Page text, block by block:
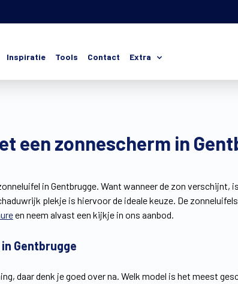
Inspiratie Tools Contact Extra
een zonnescherm in
in Gentbrugge. Want wanneer de zon verschijnt,
plekje is hiervoor de ideale keuze. De
en neem alvast een kijkje in ons aanbod.
Gentbrugge
daar denk je goed over na. Welk model is het meest